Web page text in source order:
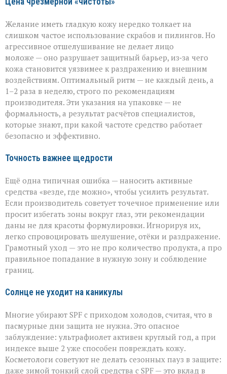
Желание иметь гладкую кожу нередко толкает на
слишком частое использование скрабов и пилингов. Но
агрессивное отшелушивание не делает лицо
моложе — оно разрушает защитный барьер, из‑за чего
кожа становится уязвимее к раздражению и внешним
воздействиям. Оптимальный ритм — не каждый день, а
1–2 раза в неделю, строго по рекомендациям
производителя. Эти указания на упаковке — не
формальность, а результат расчётов специалистов,
которые знают, при какой частоте средство работает
безопасно и эффективно.
Точность важнее щедрости
Ещё одна типичная ошибка — наносить активные
средства «везде, где можно», чтобы усилить результат.
Если производитель советует точечное применение или
просит избегать зоны вокруг глаз, эти рекомендации
даны не для красоты формулировки. Игнорируя их,
легко спровоцировать шелушение, отёки и раздражение.
Грамотный уход — это не про количество продукта, а про
правильное попадание в нужную зону и соблюдение
границ.
Солнце не уходит на каникулы
Многие убирают SPF с приходом холодов, считая, что в
пасмурные дни защита не нужна. Это опасное
заблуждение: ультрафиолет активен круглый год, а при
индексе выше 2 уже способен повреждать кожу.
Косметологи советуют не делать сезонных пауз в защите:
даже зимой тонкий слой средства с SPF — это вклад в